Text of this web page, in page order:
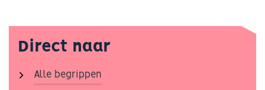
Direct naar
Alle begrippen